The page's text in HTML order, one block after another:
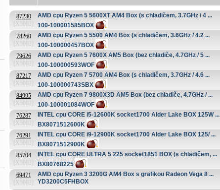
87230
[X5002]
AMD cpu Ryzen 5 5600XT AM4 Box (s chladičem, 3.7GHz / 4 ...
100-100001585BOX
78260
[X5002]
AMD cpu Ryzen 5 5500 AM4 Box (s chladičem, 3.6GHz / 4.2 ...
100-100000457BOX
79626
[X5002]
AMD cpu Ryzen 5 7600X AM5 Box (bez chladiče, 4.7GHz / 5 ...
100-100000593WOF
87217
[X5002]
AMD cpu Ryzen 7 5700 AM4 Box (s chladičem, 3.7GHz / 4.6 ...
100-100000743SBX
84995
[X5002]
AMD cpu Ryzen 7 9800X3D AM5 Box (bez chladiče, 4.7GHz / ...
100-100001084WOF
76287
[X5002]
INTEL cpu CORE i5-12600K socket1700 Alder Lake BOX 125W ...
BX8071512600K
76291
[X5002]
INTEL cpu CORE i9-12900K socket1700 Alder Lake BOX 125/ ...
BX8071512900K
85704
[X5002]
INTEL cpu CORE ULTRA 5 225 socket1851 BOX (s chladičem, ...
BX80768225
69471
[X5002]
AMD cpu Ryzen 3 3200G AM4 Box s grafikou Radeon Vega 8 ...
YD3200C5FHBOX